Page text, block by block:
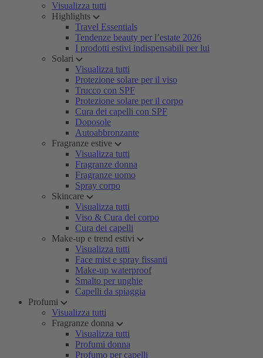
Visualizza tutti
Highlights
Travel Essentials
Tendenze beauty per l’estate 2026
I prodotti estivi indispensabili per lui
Solari
Visualizza tutti
Protezione solare per il viso
Trucco con SPF
Protezione solare per il corpo
Cura dei capelli con SPF
Doposole
Autoabbronzante
Fragranze estive
Visualizza tutti
Fragranze donna
Fragranze uomo
Spray corpo
Skincare
Visualizza tutti
Viso & Cura del corpo
Cura dei capelli
Make-up e trend estivi
Visualizza tutti
Face mist e spray fissanti
Make-up waterproof
Smalto per unghie
Capelli da spiaggia
Profumi
Visualizza tutti
Fragranze donna
Visualizza tutti
Profumi donna
Profumo per capelli